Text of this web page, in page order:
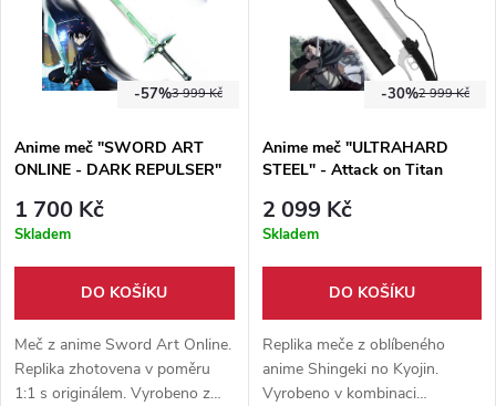
3 999 Kč
-57%
Anime meč "SWORD ART
ONLINE - DARK REPULSER"
1 700 Kč
Skladem
DO KOŠÍKU
Meč z anime Sword Art Online.
Replika zhotovena v poměru
1:1 s originálem. Vyrobeno z
2 999 Kč
-30%
Anime meč "ULTRAHARD
STEEL" - Attack on Titan
2 099 Kč
Skladem
DO KOŠÍKU
Replika meče z oblíbeného
anime Shingeki no Kyojin.
Vyrobeno v kombinaci